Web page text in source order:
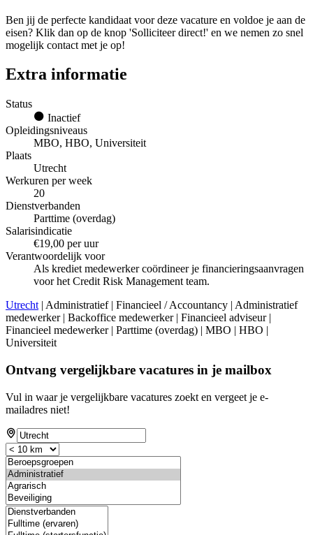
Ben jij de perfecte kandidaat voor deze vacature en voldoe je aan de
eisen? Klik dan op de knop 'Solliciteer direct!' en we nemen zo snel
mogelijk contact met je op!
Extra informatie
Status
Inactief
Opleidingsniveaus
MBO, HBO, Universiteit
Plaats
Utrecht
Werkuren per week
20
Dienstverbanden
Parttime (overdag)
Salarisindicatie
€19,00 per uur
Verantwoordelijk voor
Als krediet medewerker coördineer je financieringsaanvragen
voor het Credit Risk Management team.
Utrecht | Administratief | Financieel / Accountancy | Administratief
medewerker | Backoffice medewerker | Financieel adviseur |
Financieel medewerker | Parttime (overdag) | MBO | HBO |
Universiteit
Ontvang vergelijkbare vacatures in je mailbox
Vul in waar je vergelijkbare vacatures zoekt en vergeet je e-
mailadres niet!